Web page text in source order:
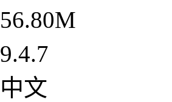
56.80M
9.4.7
中文